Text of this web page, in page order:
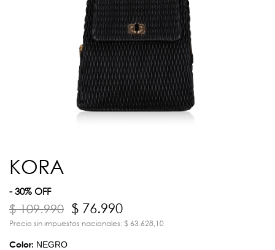
KORA
- 30% OFF
$ 109.990 $ 76.990
Precio sin impuestos nacionales: $ 63.628,10
Color: NEGRO